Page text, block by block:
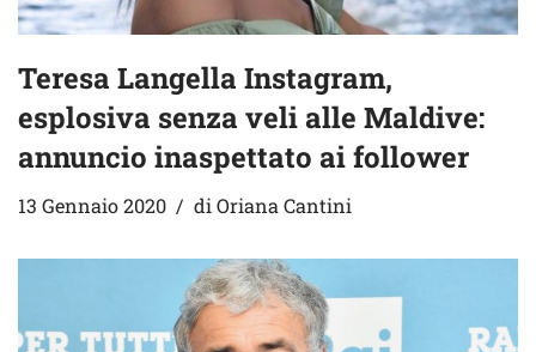
Teresa Langella Instagram,
esplosiva senza veli alle Maldive:
annuncio inaspettato ai follower
13 Gennaio 2020 di Oriana Cantini